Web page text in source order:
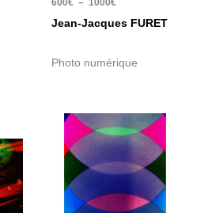
600€ – 1000€
Jean-Jacques FURET
Photo numérique
de
prix :